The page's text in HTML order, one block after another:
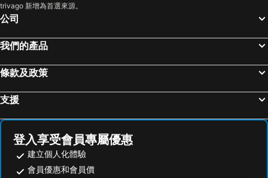
trivago 新增為首選來源。
公司
我們的產品
條款及政策
支援
登入享受會員專屬優惠
建立個人化體驗
會員優惠和會員價